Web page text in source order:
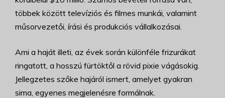
többek között televíziós és filmes munkái, valamint
műsorvezetői, írási és produkciós vállalkozásai.
Ami a haját illeti, az évek során különféle frizurákat
ringatott, a hosszú fürtöktől a rövid pixie vágásokig.
Jellegzetes szőke hajáról ismert, amelyet gyakran
sima, egyenes megjelenésre formálnak.